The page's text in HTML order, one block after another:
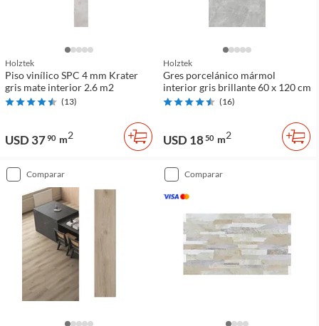
Holztek
Piso vinílico SPC 4 mm Krater
gris mate interior 2.6 m2
(13)
USD 3790 m2
Holztek
Gres porcelánico mármol
interior gris brillante 60 x 120 cm
(16)
USD 1850 m2
comparar comparar